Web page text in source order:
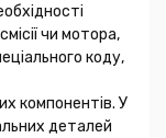
чи мотора,
коду,
компонентів. У
деталей